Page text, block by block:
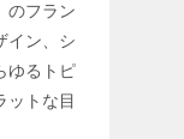
のフラン
イン、シ
ゆるトピ
ットな目